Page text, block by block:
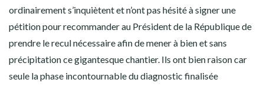
ordinairement s’inquiètent et n’ont pas hésité à signer une
pétition pour recommander au Président de la République de
prendre le recul nécessaire afin de mener à bien et sans
précipitation ce gigantesque chantier. Ils ont bien raison car
seule la phase incontournable du diagnostic finalisée